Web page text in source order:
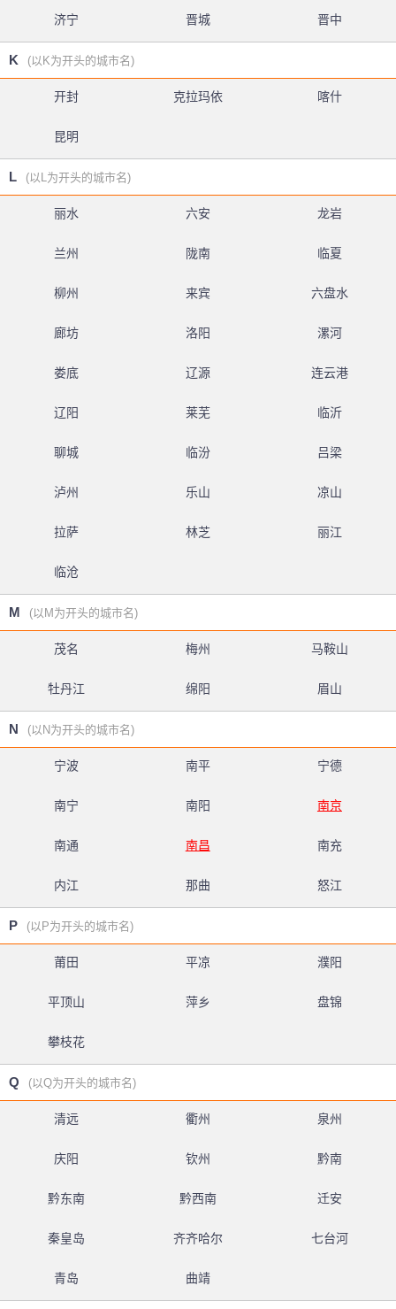
济宁 晋城 晋中
K (以K为开头的城市名)
开封 克拉玛依 喀什
昆明
L (以L为开头的城市名)
丽水 六安 龙岩
兰州 陇南 临夏
柳州 来宾 六盘水
廊坊 洛阳 漯河
娄底 辽源 连云港
辽阳 莱芜 临沂
聊城 临汾 吕梁
泸州 乐山 凉山
拉萨 林芝 丽江
临沧
M (以M为开头的城市名)
茂名 梅州 马鞍山
牡丹江 绵阳 眉山
N (以N为开头的城市名)
宁波 南平 宁德
南宁 南阳 南京
南通 南昌 南充
内江 那曲 怒江
P (以P为开头的城市名)
莆田 平凉 濮阳
平顶山 萍乡 盘锦
攀枝花
Q (以Q为开头的城市名)
清远 衢州 泉州
庆阳 钦州 黔南
黔东南 黔西南 迁安
秦皇岛 齐齐哈尔 七台河
青岛 曲靖